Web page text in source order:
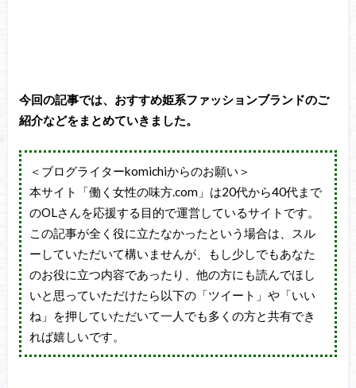
今回の記事では、おすすめ姫系ファッションブランドのご
紹介などをまとめていきました。
＜ブログライターkomichiからのお願い＞
本サイト「働く女性の味方.com」は20代から40代まで
のOLさんを応援する目的で運営しているサイトです。
この記事が全く役に立たなかったという場合は、スル
ーしていただいて構いませんが、もし少しでもあなた
のお役に立つ内容であったり、他の方にも読んでほし
いと思っていただけたら以下の「ツイート」や「いい
ね」を押していただいて一人でも多くの方と共有でき
れば嬉しいです。